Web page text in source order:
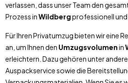
verlassen, dass unser Team den
Prozess inWildbergprofessionell
Für Ihren Privatumzug bieten wir eine
an, um Ihnen den Umzugsvolumenin
erleichtern. Dazu gehören unter
Auspackservice sowie die